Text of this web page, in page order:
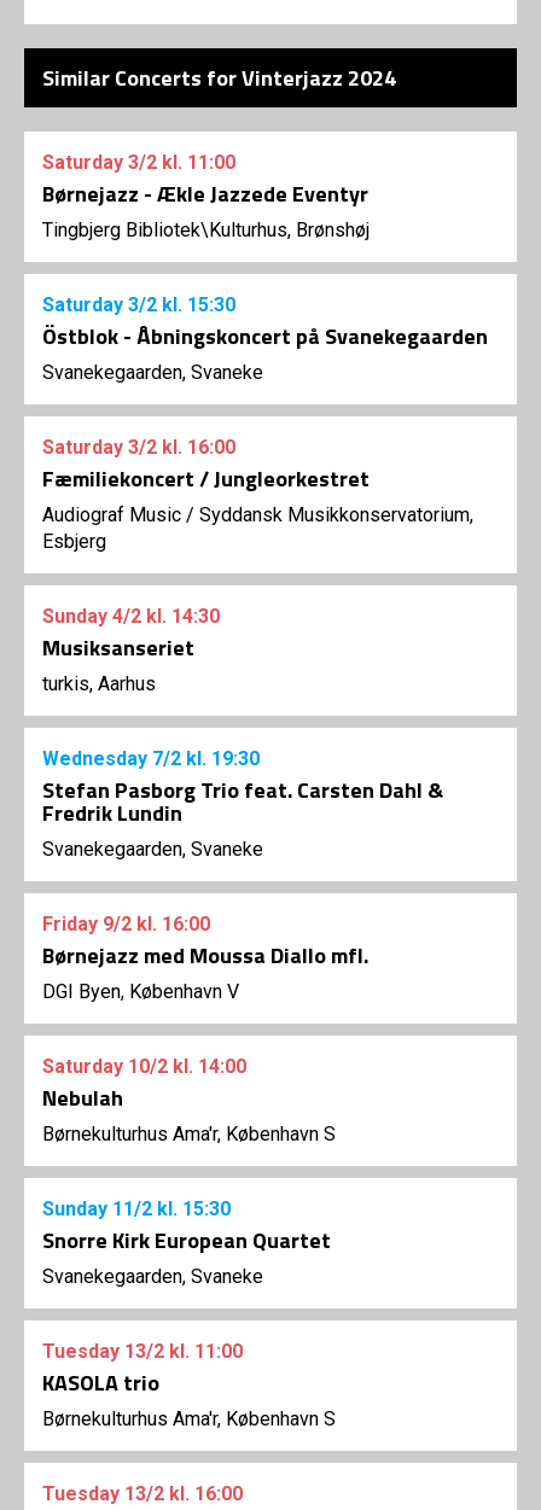
Similar Concerts for Vinterjazz 2024
Saturday 3/2 kl. 11:00
Børnejazz - Ækle Jazzede Eventyr
Tingbjerg Bibliotek\Kulturhus, Brønshøj
Saturday 3/2 kl. 15:30
Östblok - Åbningskoncert på Svanekegaarden
Svanekegaarden, Svaneke
Saturday 3/2 kl. 16:00
Fæmiliekoncert / Jungleorkestret
Audiograf Music / Syddansk Musikkonservatorium,
Esbjerg
Sunday 4/2 kl. 14:30
Musiksanseriet
turkis, Aarhus
Wednesday 7/2 kl. 19:30
Stefan Pasborg Trio feat. Carsten Dahl &
Fredrik Lundin
Svanekegaarden, Svaneke
Friday 9/2 kl. 16:00
Børnejazz med Moussa Diallo mfl.
DGI Byen, København V
Saturday 10/2 kl. 14:00
Nebulah
Børnekulturhus Ama'r, København S
Sunday 11/2 kl. 15:30
Snorre Kirk European Quartet
Svanekegaarden, Svaneke
Tuesday 13/2 kl. 11:00
KASOLA trio
Børnekulturhus Ama'r, København S
Tuesday 13/2 kl. 16:00